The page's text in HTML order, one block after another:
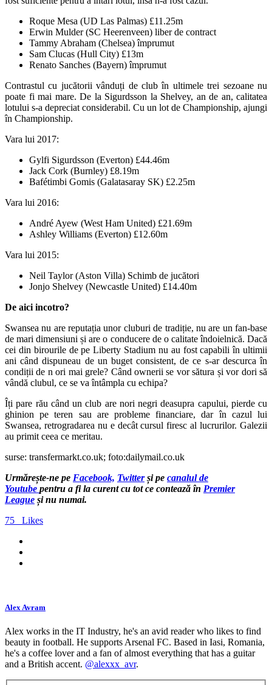
Roque Mesa (UD Las Palmas) £11.25m
Erwin Mulder (SC Heerenveen) liber de contract
Tammy Abraham (Chelsea) împrumut
Sam Clucas (Hull City) £13m
Renato Sanches (Bayern) împrumut
Contrastul cu jucătorii vânduți de club în ultimele trei sezoane nu
poate fi mai mare. De la Sigurdsson la Shelvey, an de an, calitatea
lotului s-a depreciat considerabil. Cu un lot de Championship, ajungi
în Championship.
Vara lui 2017:
Gylfi Sigurdsson (Everton) £44.46m
Jack Cork (Burnley) £8.19m
Bafétimbi Gomis (Galatasaray SK) £2.25m
Vara lui 2016:
André Ayew (West Ham United) £21.69m
Ashley Williams (Everton) £12.60m
Vara lui 2015:
Neil Taylor (Aston Villa) Schimb de jucători
Jonjo Shelvey (Newcastle United) £14.40m
De aici incotro?
Swansea nu are reputația unor cluburi de tradiție, nu are un fan-base
de mari dimensiuni și are o conducere de o calitate îndoielnică. Dacă
cei din birourile de pe Liberty Stadium nu au fost capabili în ultimii
ani când dispuneau de un buget consistent, de ce s-ar descurca în
condiții de n ori mai grele? Când ownerii se vor sătura și vor dori să
vândă clubul, ce se va întâmpla cu echipa?
Îți pare rău când un club are nori negri deasupra capului, pierde cu
ghinion pe teren sau are probleme financiare, dar în cazul lui
Swansea, retrogradarea nu e decât cursul firesc al lucrurilor. Galezii
au primit ceea ce meritau.
surse: transfermarkt.co.uk; foto:dailymail.co.uk
Urmărește-ne pe Facebook, Twitterși pe canalul de
Youtube pentru a fi la curent cu tot ce contează în Premier
League și nu numai.
75
Likes
Alex Avram
Alex works in the IT Industry, he's an avid reader who likes to find
beauty in football. He supports Arsenal FC. Based in Iasi, Romania,
he's a coffee lover and a fan of almost everything that has a guitar
and a British accent. @alexxx_avr.